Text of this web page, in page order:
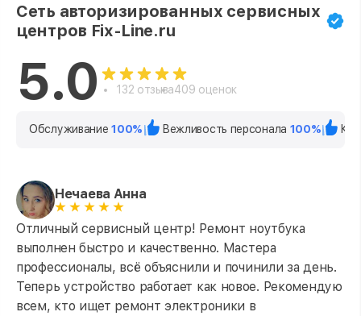
Сеть авторизированных сервисных
центров Fix-Line.ru
5.0 132 отзыва409 оценок
Обслуживание100% Вежливость персонала 100%
Нечаева Анна
Отличный сервисный центр! Ремонт ноутбука
выполнен быстро и качественно. Мастера
профессионалы, всё объяснили и починили за день.
Теперь устройство работает как новое. Рекомендую
всем, кто ищет ремонт электроники в